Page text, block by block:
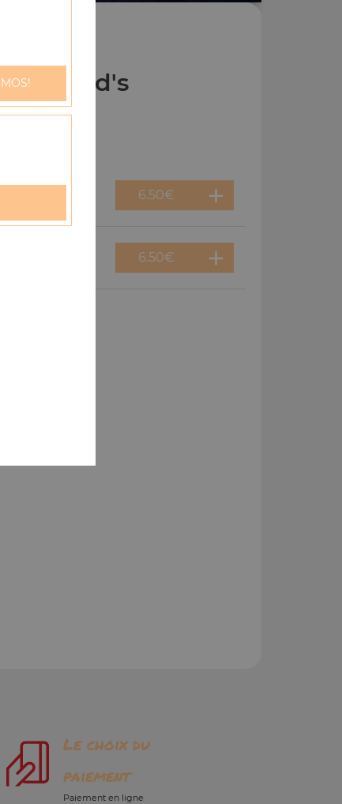
Kid's
6.50€
6.50€
Le choix du
paiement
Paiement en ligne